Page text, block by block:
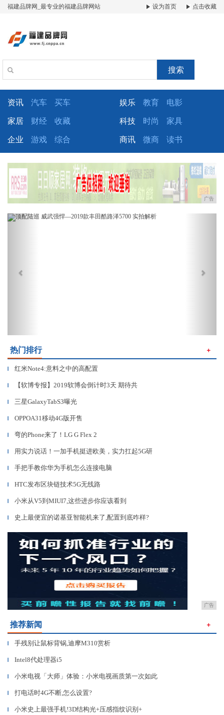
福建品牌网_最专业的福建品牌网站 设为首页 点击收藏
搜索
资讯 汽车 买车 娱乐 教育 电影
家居 财经 收藏 科技 时尚 家具
企业 游戏 综合 商讯 微商 读书
广告
Previous
热门排行 ＋
▎ 红米Note4:意料之中的高配置
▎ 【软博专报】2019软博会倒计时3天 期待共
▎ 三星GalaxyTabS3曝光
▎ OPPOA31移动4G版开售
▎ 弯的Phone来了！LG G Flex 2
▎ 用实力说话！一加手机挺进欧美，实力扛起5G研
▎ 手把手教你华为手机怎么连接电脑
▎ HTC发布区块链技术5G无线路
▎ 小米从V5到MIUI7,这些进步你应该看到
▎ 史上最便宜的诺基亚智能机来了,配置到底咋样?
广告
推荐新闻 ＋
▎ 手残别让鼠标背锅,迪摩M310赏析
▎ Intel8代处理器i5
▎ 小米电视「大师」体验：小米电视画质第一次如此
▎ 打电话时4G不断,怎么设置?
▎ 小米史上最强手机!3D结构光+压感指纹识别+